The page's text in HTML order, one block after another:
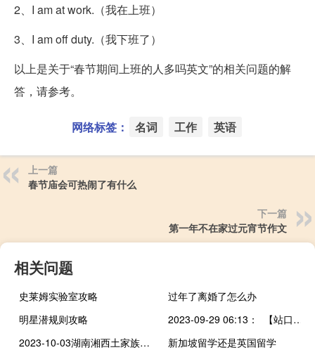
2、I am at work.（我在上班）
3、I am off duty.（我下班了）
以上是关于“春节期间上班的人多吗英文”的相关问题的解
答，请参考。
网络标签： 名词 工作 英语
上一篇
春节庙会可热闹了有什么
下一篇
第一年不在家过元宵节作文
相关问题
史莱姆实验室攻略
过年了离婚了怎么办
明星潜规则攻略
2023-09-29 06:13： 【站口关闭】2023年9月29日06时10分，G5京昆高速绵广绵阳段：绵阳南站至科学城站入口广元方向，因主线车流量大收费站临时封闭。 ​​​
2023-10-03湖南湘西土家族苗族自治州永顺县(松树菌)的报价是多少
新加坡留学还是英国留学